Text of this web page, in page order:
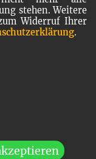
stehen. Weitere
Widerruf Ihrer
.